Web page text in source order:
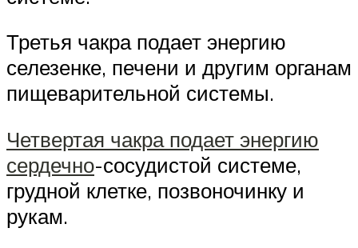
Третья чакра подает энергию
селезенке, печени и другим органам
пищеварительной системы.
Четвертая чакра подает энергию
сердечно-сосудистой системе,
грудной клетке, позвоночинку и
рукам.